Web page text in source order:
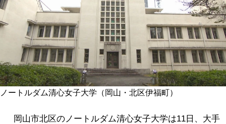
ノートルダム清心女子大学（岡山・北区伊福町）
岡山市北区のノートルダム清心女子大学は11日、大手